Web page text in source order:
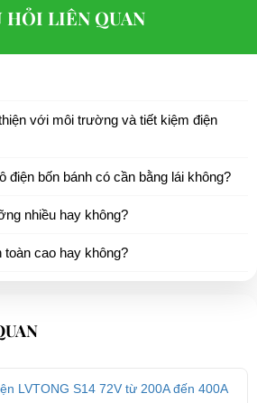
HỎI LIÊN QUAN
với môi trường và tiết kiệm điện
điện bốn bánh có cần bằng lái không?
nhiều hay không?
toàn cao hay không?